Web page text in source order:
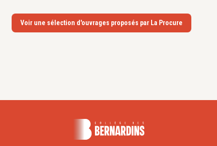
Voir une sélection d'ouvrages proposés par La Procure